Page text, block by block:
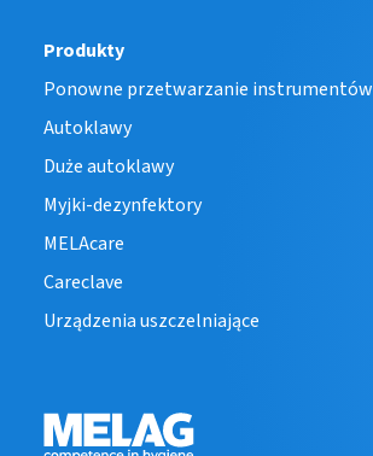
Produkty
Ponowne przetwarzanie instrumentów
Autoklawy
Duże autoklawy
Myjki-dezynfektory
MELAcare
Careclave
Urządzenia uszczelniające